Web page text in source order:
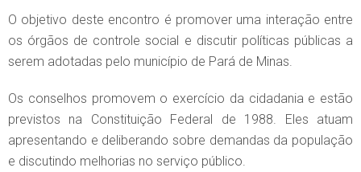
O objetivo deste encontro é promover uma interação entre
os órgãos de controle social e discutir políticas públicas a
serem adotadas pelo município de Pará de Minas.
Os conselhos promovem o exercício da cidadania e estão
previstos na Constituição Federal de 1988. Eles atuam
apresentando e deliberando sobre demandas da população
e discutindo melhorias no serviço público.